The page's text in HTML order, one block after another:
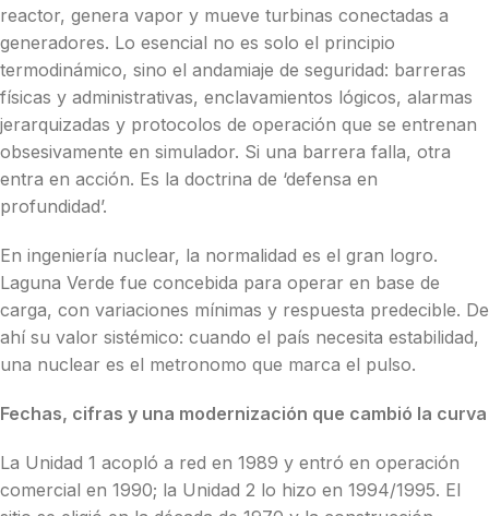
reactor, genera vapor y mueve turbinas conectadas a
generadores. Lo esencial no es solo el principio
termodinámico, sino el andamiaje de seguridad: barreras
físicas y administrativas, enclavamientos lógicos, alarmas
jerarquizadas y protocolos de operación que se entrenan
obsesivamente en simulador. Si una barrera falla, otra
entra en acción. Es la doctrina de ‘defensa en
profundidad’.
En ingeniería nuclear, la normalidad es el gran logro.
Laguna Verde fue concebida para operar en base de
carga, con variaciones mínimas y respuesta predecible. De
ahí su valor sistémico: cuando el país necesita estabilidad,
una nuclear es el metronomo que marca el pulso.
Fechas, cifras y una modernización que cambió la curva
La Unidad 1 acopló a red en 1989 y entró en operación
comercial en 1990; la Unidad 2 lo hizo en 1994/1995. El